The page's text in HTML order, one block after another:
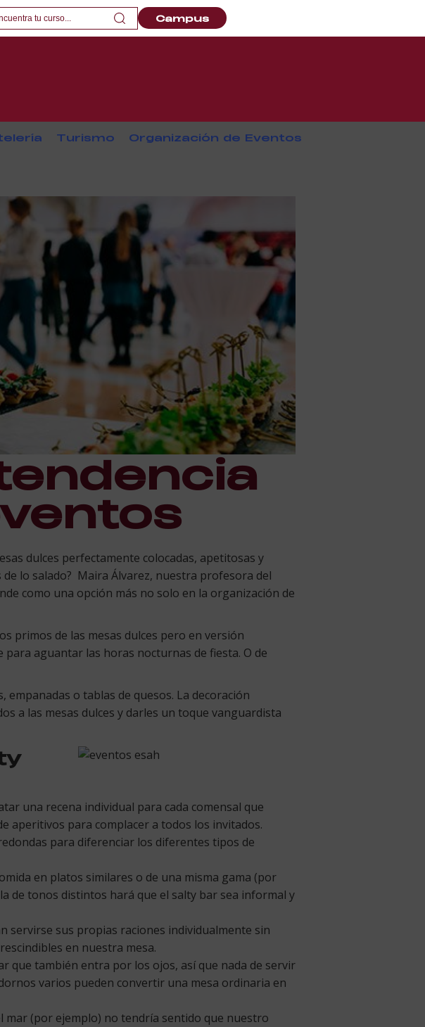
Campus
Turismo Organización de Eventos
dulces perfectamente colocadas, apetitosas y
de lo salado? Maira Álvarez, nuestra profesora del
como una opción más no solo en la organización de
primos de las mesas dulces pero en versión
para aguantar las horas nocturnas de fiesta. O de
o tablas de quesos. La decoración
a las mesas dulces y darles un toque vanguardista
una recena individual para cada comensal que
aperitivos para complacer a todos los invitados.
para diferenciar los diferentes tipos de
en platos similares o de una misma gama (por
de tonos distintos hará que el salty bar sea informal y
servirse sus propias raciones individualmente sin
en nuestra mesa.
que también entra por los ojos, así que nada de servir
varios pueden convertir una mesa ordinaria en
mar (por ejemplo) no tendría sentido que nuestro